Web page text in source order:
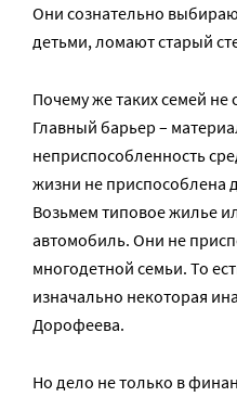
Они сознательно
детьми, ломают старый
Почему же таких семей не
Главный барьер –
неприспособленность
жизни не приспособлена
Возьмем типовое жилье
автомобиль. Они не
многодетной семьи. То
изначально некоторая
Дорофеева.
Но дело не только в